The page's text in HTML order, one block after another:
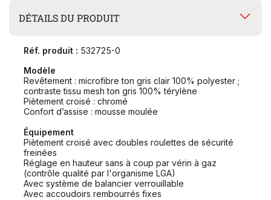
DÉTAILS DU PRODUIT
Réf. produit : 532725-0
Modèle
Revêtement : microfibre ton gris clair 100% polyester ;
contraste tissu mesh ton gris 100% térylène
Piètement croisé : chromé
Confort d’assise : mousse moulée
Équipement
Piètement croisé avec doubles roulettes de sécurité
freinées
Réglage en hauteur sans à coup par vérin à gaz
(contrôle qualité par l'organisme LGA)
Avec système de balancier verrouillable
Avec accoudoirs rembourrés fixes